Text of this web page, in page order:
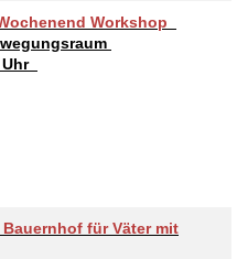
Workshop
Uhr
für Väter mit